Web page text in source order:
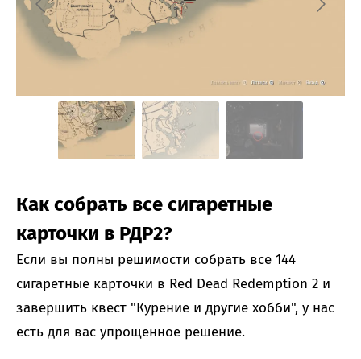
Как собрать все сигаретные
карточки в РДР2?
Если вы полны решимости собрать все 144
сигаретные карточки в Red Dead Redemption 2 и
завершить квест "Курение и другие хобби", у нас
есть для вас упрощенное решение.